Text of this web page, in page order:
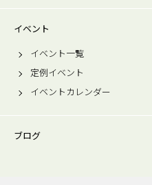
イベント
イベント一覧
定例イベント
イベントカレンダー
ブログ